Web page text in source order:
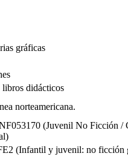
gráficas
didácticos
norteamericana.
(Juvenil No Ficción /
(Infantil y juvenil: no ficción